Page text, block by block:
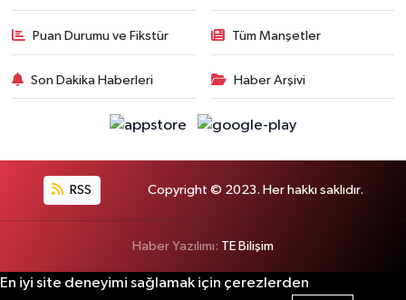
Puan Durumu ve Fikstür Tüm Manşetler
Son Dakika Haberleri Haber Arşivi
RSS Copyright © 2023. Her hakkı saklıdır.
Haber Yazılımı: TE Bilişim
En iyi site deneyimi sağlamak için çerezlerden